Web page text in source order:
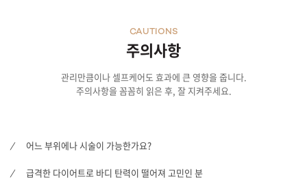
주의사항
CAUTIONS
관리만큼이나 셀프케어도 효과에 큰 영향을 줍니다.
주의사항을 꼼꼼히 읽은 후, 잘 지켜주세요.
어느 부위에나 시술이 가능한가요?
급격한 다이어트로 바디 탄력이 떨어져 고민인 분